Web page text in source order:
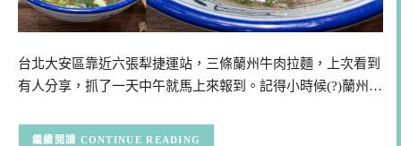
台北大安區靠近六張犁捷運站，三條蘭州牛肉拉麵，上次看到
有人分享，抓了一天中午就馬上來報到。記得小時候(?)蘭州…
CONTINUE READING